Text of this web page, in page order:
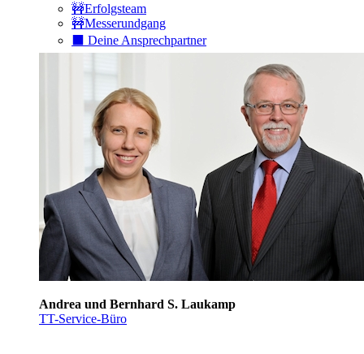
🚧Erfolgsteam
🚧Messerundgang
⬛️ Deine Ansprechpartner
Andrea und Bernhard S. Laukamp
TT-Service-Büro